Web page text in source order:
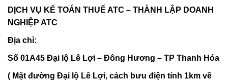
DỊCH VỤ KẾ TOÁN THUẾ ATC – THÀNH LẬP DOANH
NGHIỆP ATC
Địa chỉ:
Số 01A45 Đại lộ Lê Lợi – Đông Hương – TP Thanh Hóa
( Mặt đường Đại lộ Lê Lợi, cách bưu điện tỉnh 1km về